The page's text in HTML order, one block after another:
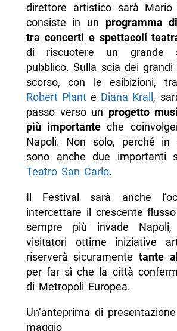
direttore artistico sarà Mario
consiste in un programma
tra concerti e spettacoli
di riscuotere un grande
pubblico. Sulla scia dei grandi
scorso, con le esibizioni,
Robert Plante Diana Krall ,
passo verso un progetto
più importante che
Napoli. Non solo, perché in
sono anche due importanti
Teatro San Carlo.
Il Festival sarà anche
intercettare il crescente
sempre più invade
visitatori ottime iniziative
riserverà sicuramente tante
per far sì che la città
di Metropoli Europea.
Un’anteprima di